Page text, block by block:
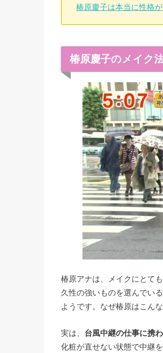
椿原慶子は本当に性格
椿原慶子のメイク
椿原アナは、メイクにとて
久性の強いものを選んでい
ようです。なぜ椿原はこん
実は、 台風中継の仕事に携
化粧が直せない状態で中継